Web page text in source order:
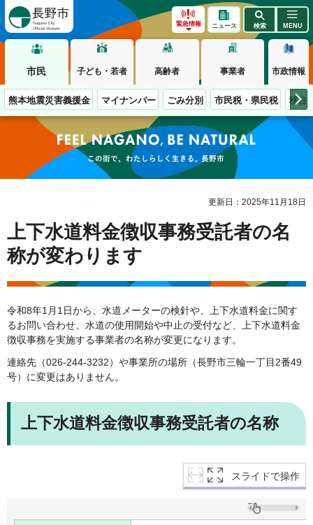
緊急情報 ニュース 検索 MENU
市民 子ども・若者 高齢者 事業者 市政情報
熊本地震災害義援金 マイナンバー ごみ分別 市民税・県民税 移住
この街で、わたしらしく生きる。長野市
更新日：2025年11月18日
上下水道料金徴収事務受託者の名
称が変わります
令和8年1月1日から、水道メーターの検針や、上下水道料金に関す
るお問い合わせ、水道の使用開始や中止の受付など、上下水道料金
徴収事務を実施する事業者の名称が変更になります。
連絡先（026-244-3232）や事業所の場所（長野市三輪一丁目2番49
号）に変更はありません。
上下水道料金徴収事務受託者の名称
スライドで操作